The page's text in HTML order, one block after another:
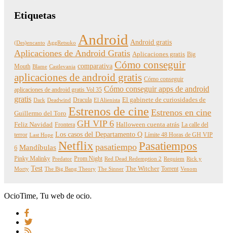
Etiquetas
(Des)encanto AggRetsuko Android Android gratis
Aplicaciones de Android Gratis Aplicaciones gratis Big
Mouth Blame Castlevania comparativa Cómo conseguir
aplicaciones de android gratis Cómo conseguir
aplicaciones de android gratis Vol 35 Cómo conseguir apps de android
gratis Dark Deadwind Dracula El Alienista El gabinete de curiosidades de
Guillermo del Toro Estrenos de cine Estrenos en cine
Feliz Navidad Frontera GH VIP 6 Halloween cuenta atrás La calle del
terror Last Hope Los casos del Departamento Q Límite 48 Horas de GH VIP
6 Mandíbulas Netflix pasatiempo Pasatiempos
Pinky Malinky Predator Prom Night Red Dead Redemption 2 Requiem Rick y
Morty Test The Big Bang Theory The Sinner The Witcher Torrent Venom
OcioTime, Tu web de ocio.